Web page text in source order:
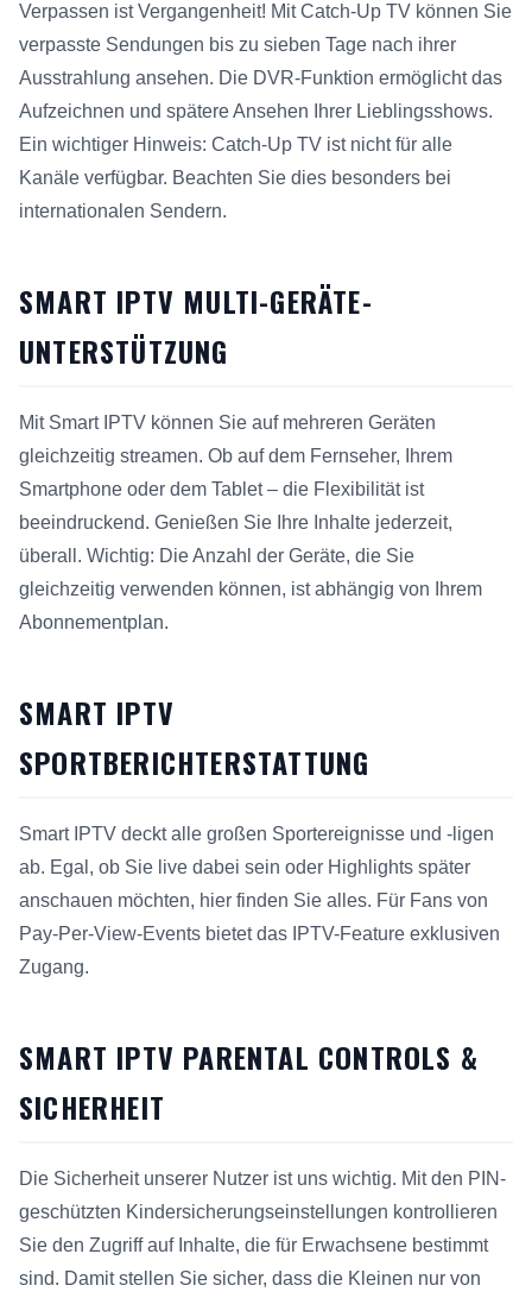
Verpassen ist Vergangenheit! Mit Catch-Up TV können Sie
verpasste Sendungen bis zu sieben Tage nach ihrer
Ausstrahlung ansehen. Die DVR-Funktion ermöglicht das
Aufzeichnen und spätere Ansehen Ihrer Lieblingsshows.
Ein wichtiger Hinweis: Catch-Up TV ist nicht für alle
Kanäle verfügbar. Beachten Sie dies besonders bei
internationalen Sendern.
SMART IPTV MULTI-GERÄTE-
UNTERSTÜTZUNG
Mit Smart IPTV können Sie auf mehreren Geräten
gleichzeitig streamen. Ob auf dem Fernseher, Ihrem
Smartphone oder dem Tablet – die Flexibilität ist
beeindruckend. Genießen Sie Ihre Inhalte jederzeit,
überall. Wichtig: Die Anzahl der Geräte, die Sie
gleichzeitig verwenden können, ist abhängig von Ihrem
Abonnementplan.
SMART IPTV
SPORTBERICHTERSTATTUNG
Smart IPTV deckt alle großen Sportereignisse und -ligen
ab. Egal, ob Sie live dabei sein oder Highlights später
anschauen möchten, hier finden Sie alles. Für Fans von
Pay-Per-View-Events bietet das IPTV-Feature exklusiven
Zugang.
SMART IPTV PARENTAL CONTROLS &
SICHERHEIT
Die Sicherheit unserer Nutzer ist uns wichtig. Mit den PIN-
geschützten Kindersicherungseinstellungen kontrollieren
Sie den Zugriff auf Inhalte, die für Erwachsene bestimmt
sind. Damit stellen Sie sicher, dass die Kleinen nur von